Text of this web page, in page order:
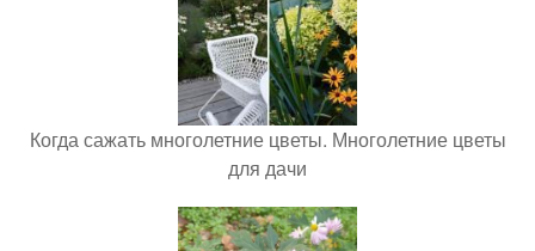
Когда сажать многолетние цветы. Многолетние цветы
для дачи